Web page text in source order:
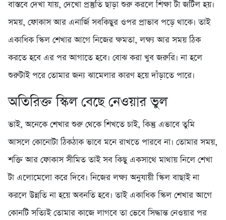
বাস্তবে দেখা যায়, দেখো প্রস্তুতি ছাড়া শুরু করলে শিক্ষা টা জটিল হয়।
সময়, ফোকাস আর এনার্জি সবকিছুর ওপর প্রাভাব পড়ে থাকে। তাই
একাধিক স্কিল শেখার আগে নিজের ক্ষমতা, লক্ষ্য আর সময় ঠিক
করতে হবে এর পর আগাতে হবে। বোঝ করা খুব জরুরি। না হলে
শুরুটাই পরে তোমার জন্য ঝামেলার কারণ হয়ে দাঁড়াতে পারে।
অতিরিক্ত স্কিল বেছে নেওয়ার ভুল
ভাই, অনেকে শেখার শুরু থেকে শিখতে চাই, কিন্তু এভাবে তুমি
আসলে কোনোটা ঠিকঠাক ভাবে মনে রাখতে পারবে না। তোমার সময়,
শক্তি আর ফোকাস সীমিত তাই সব কিছু একসাথে মাথায় নিলে শেখা
টা এলোমেলো করে দিবে। নিজের লক্ষ্য অনুযায়ী স্কিল বাছাই না
করলে উন্নতি না হয়ে অবনতি হবে। তাই একাধিক স্কিল শেখার আগে
কোনটি সত্যিই তোমার কাজে লাগবে তা ভেবে সিদ্ধান্ত নেওয়ার পর